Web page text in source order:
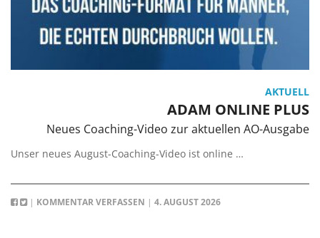
AKTUELL
ADAM ONLINE PLUS
Neues Coaching-Video zur aktuellen AO-Ausgabe
Unser neues August-Coaching-Video ist online …
| KOMMENTAR VERFASSEN | 4. AUGUST 2026